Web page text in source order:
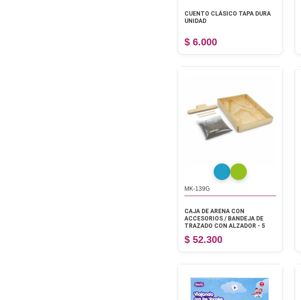
CUENTO CLÁSICO TAPA DURA
UNIDAD
$ 6.000
MK-139G
CAJA DE ARENA CON
ACCESORIOS / BANDEJA DE
TRAZADO CON ALZADOR - 5
$ 52.300